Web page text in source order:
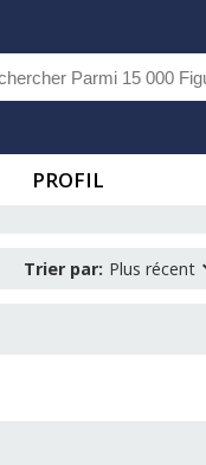
PROFIL
Trier par: Plus récent